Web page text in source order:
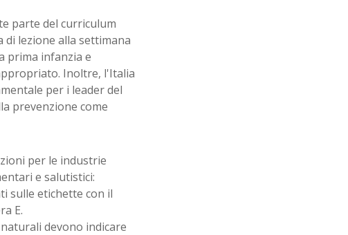
parte del curriculum
lezione alla settimana
prima infanzia e
Inoltre, l'Italia
per i leader del
prevenzione come
per le industrie
e salutistici:
sulle etichette con il
E.
devono indicare